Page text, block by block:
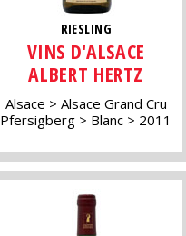
RIESLING
VINS D'ALSACE
ALBERT HERTZ
Alsace
Alsace Grand Cru
Pfersigberg
Blanc 2011